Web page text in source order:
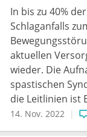
In bis zu 40%
Schlaganfalls
aktuellen
wieder. Die
spastischen
die Leitlinien ist
14. Nov. 2022